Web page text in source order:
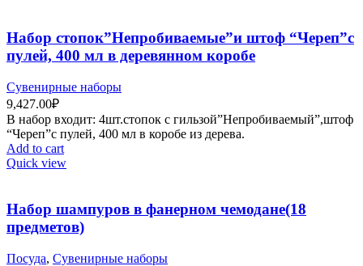
Набор стопок”Непробиваемые”и штоф “Череп”с
пулей, 400 мл в деревянном коробе
Сувенирные наборы
9,427.00₽
В набор входит: 4шт.стопок с гильзой”Непробиваемый”,штоф
“Череп”с пулей, 400 мл в коробе из дерева.
Add to cart
Quick view
Набор шампуров в фанерном чемодане(18
предметов)
Посуда, Сувенирные наборы